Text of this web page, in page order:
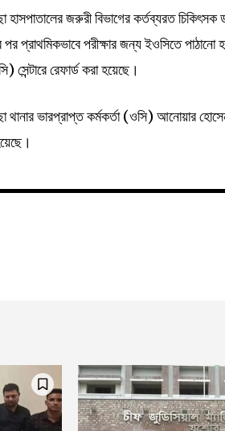
হাসপাতালের জরুরী বিভাগের কর্তব্যরত চিকিৎসক
প্রাথমিকভাবে পরীক্ষার জন্য ইওসিতে
সেন্টারে রেফার্ড করা হয়েছে।
থানার ভারপ্রাপ্ত কর্মকর্তা (ওসি) আনোয়ার